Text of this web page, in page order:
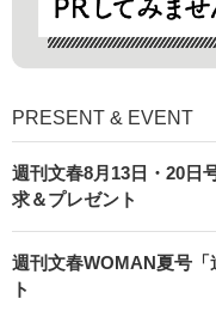
PRESENT & EVENT
週刊文春8月13日・20日
求＆プレゼント
週刊文春WOMAN夏号
ト